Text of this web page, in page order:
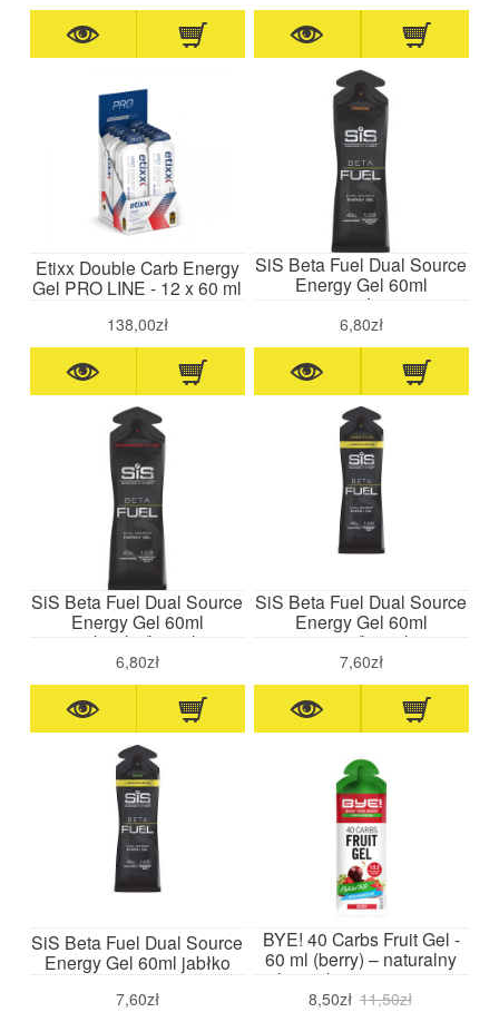
Etixx Double Carb Energy
Gel PRO LINE - 12 x 60 ml
138,00zł
SiS Beta Fuel Dual Source
Energy Gel 60ml
pomarańczowy
6,80zł
SiS Beta Fuel Dual Source
Energy Gel 60ml
truskawka/limonka
6,80zł
SiS Beta Fuel Dual Source
Energy Gel 60ml
cytryna/limonka
7,60zł
SiS Beta Fuel Dual Source
Energy Gel 60ml jabłko
7,60zł
BYE! 40 Carbs Fruit Gel -
60 ml (berry) – naturalny
żel wysokoenergetyczny z
magnezem data waż.10.26
8,50zł 11,50zł